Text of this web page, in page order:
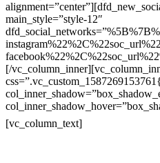
main_style=”style-12″
[/
[vc_column_text]